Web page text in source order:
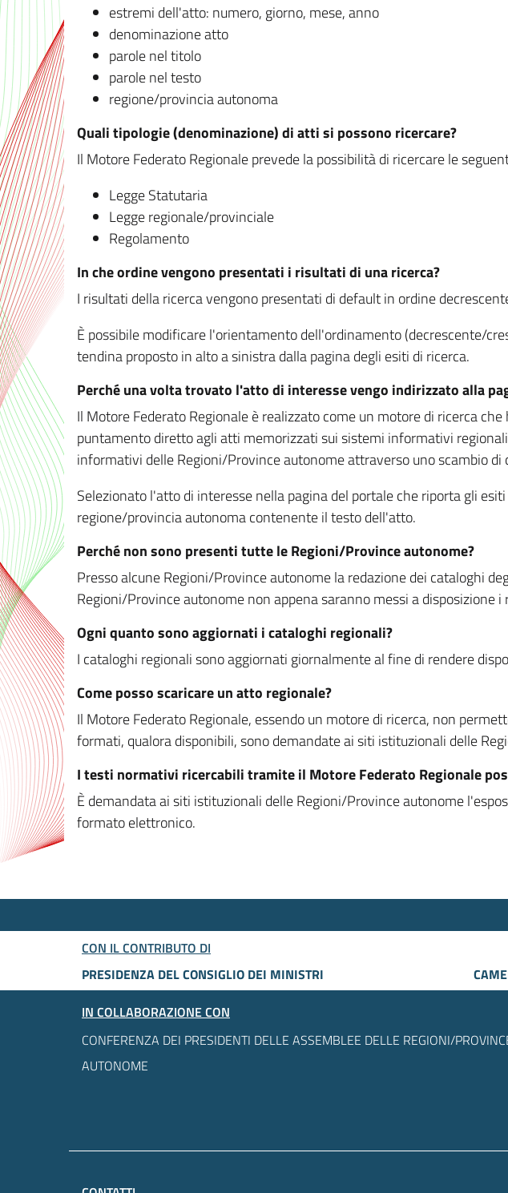
estremi dell'atto: numero, giorno, mese, anno
denominazione atto
parole nel titolo
parole nel testo
regione/provincia autonoma
Quali tipologie (denominazione) di atti si possono ricercare?
Il Motore Federato Regionale prevede la possibilità di ricercare le
Legge Statutaria
Legge regionale/provinciale
Regolamento
In che ordine vengono presentati i risultati di una ricerca?
I risultati della ricerca vengono presentati di default in ordine
È possibile modificare l'orientamento dell'ordinamento (decrescente/
tendina proposto in alto a sinistra dalla pagina degli esiti di ricerca.
Perché una volta trovato l'atto di interesse vengo indirizzato alla
Il Motore Federato Regionale è realizzato come un motore di ricerca
puntamento diretto agli atti memorizzati sui sistemi informativi
informativi delle Regioni/Province autonome attraverso uno scambio di
Selezionato l'atto di interesse nella pagina del portale che riporta gli
regione/provincia autonoma contenente il testo dell'atto.
Perché non sono presenti tutte le Regioni/Province autonome?
Presso alcune Regioni/Province autonome la redazione dei cataloghi
Regioni/Province autonome non appena saranno messi a disposizione
Ogni quanto sono aggiornati i cataloghi regionali?
I cataloghi regionali sono aggiornati giornalmente al fine di rendere
Come posso scaricare un atto regionale?
Il Motore Federato Regionale, essendo un motore di ricerca, non
formati, qualora disponibili, sono demandate ai siti istituzionali delle
I testi normativi ricercabili tramite il Motore Federato Regionale
È demandata ai siti istituzionali delle Regioni/Province autonome
formato elettronico.
CON IL CONTRIBUTO DI
PRESIDENZA DEL CONSIGLIO DEI MINISTRI
IN COLLABORAZIONE CON
CONFERENZA DEI PRESIDENTI DELLE ASSEMBLEE DELLE REGIONI/
AUTONOME